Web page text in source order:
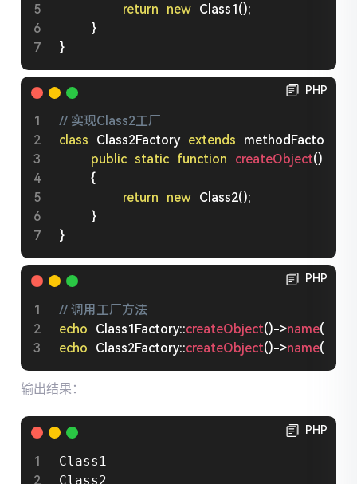
return
new Class1();
}
}
PHP
// 实现Class2工厂
class
Class2Factory extends methodFactory
public static function createObject()
{
return
new Class2();
}
}
PHP
// 调用工厂方法
echo
Class1Factory::createObject()->name(
echo
Class2Factory::createObject()->name(
输出结果：
PHP
Class1
Class2